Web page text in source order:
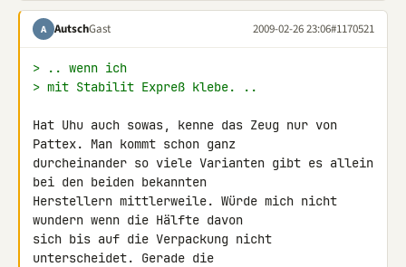
A AutschGast 2009-02-26 23:06#1170521
> .. wenn ich
> mit Stabilit Expreß klebe. ..
Hat Uhu auch sowas, kenne das Zeug nur von
Pattex. Man kommt schon ganz
durcheinander so viele Varianten gibt es allein
bei den beiden bekannten
Herstellern mittlerweile. Würde mich nicht
wundern wenn die Hälfte davon
sich bis auf die Verpackung nicht
unterscheidet. Gerade die